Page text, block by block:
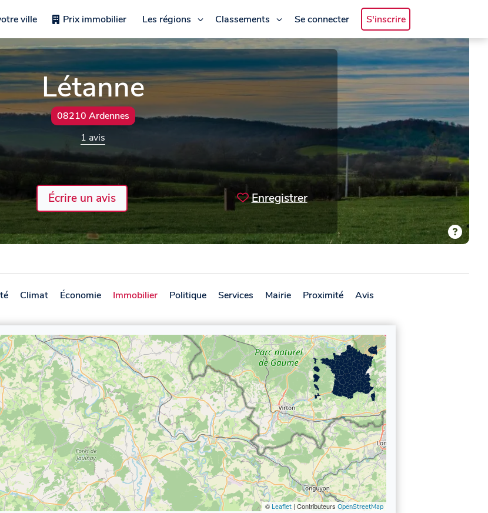
ville Prix immobilier Les régions Classements Se connecter S'inscrire
Létanne
08210 Ardennes
1 avis
Écrire un avis Enregistrer
Climat Économie Immobilier Politique Services Mairie Proximité Avis
© Leaflet | Contributeurs OpenStreetMap